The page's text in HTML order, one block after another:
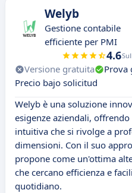
Welyb
Gestione contabile
efficiente per PMI
4.6
Versione gratuita Prova
Precio bajo solicitud
Welyb è una soluzione
esigenze aziendali,
intuitiva che si rivolge a
dimensioni. Con il suo
propone come un'ottima
che cercano efficienza e
quotidiano.